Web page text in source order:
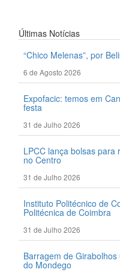
Últimas Notícias
“Chico Melenas”, por
6 de Agosto 2026
Expofacic: temos em
festa
31 de Julho 2026
LPCC lança bolsas para
no Centro
31 de Julho 2026
Instituto Politécnico de
Politécnica de Coimbra
31 de Julho 2026
Barragem de
do Mondego